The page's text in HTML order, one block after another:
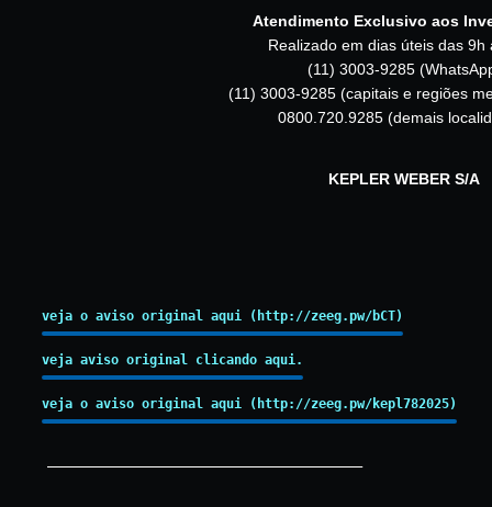
Atendimento Exclusivo aos
Realizado em dias úteis das 9h
(11) 3003-9285
(11) 3003-9285 (capitais e regiões
0800.720.9285 (demais
KEPLER WEBER S/A
veja o aviso original aqui (http://zeeg.pw/bCT)
veja aviso original clicando aqui.
veja o aviso original aqui (http://zeeg.pw/kepl782025)